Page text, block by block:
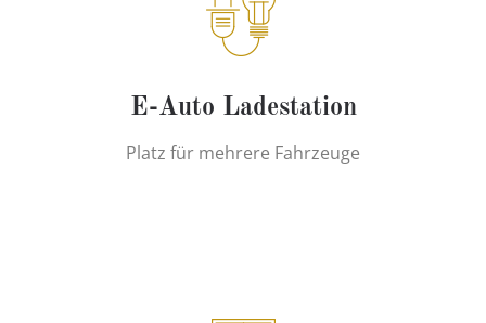
E-Auto Ladestation
Platz für mehrere Fahrzeuge